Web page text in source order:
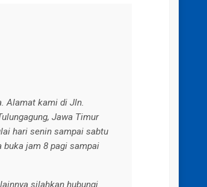
Alamat kami di Jln.
Jawa Timur
hari senin sampai sabtu
jam 8 pagi sampai
silahkan hubungi